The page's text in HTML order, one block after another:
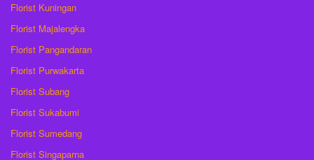
Florist Kuningan
Florist Majalengka
Florist Pangandaran
Florist Purwakarta
Florist Subang
Florist Sukabumi
Florist Sumedang
Florist Singaparna